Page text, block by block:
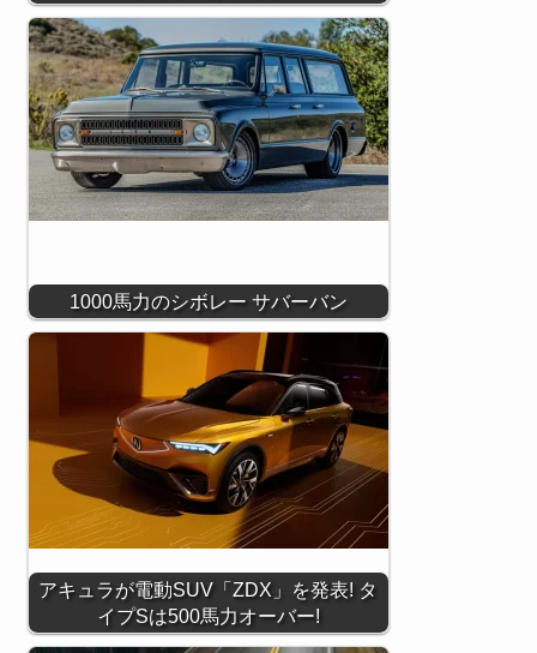
1000馬力のシボレー サバーバン
アキュラが電動SUV「ZDX」を発表! タ
イプSは500馬力オーバー!